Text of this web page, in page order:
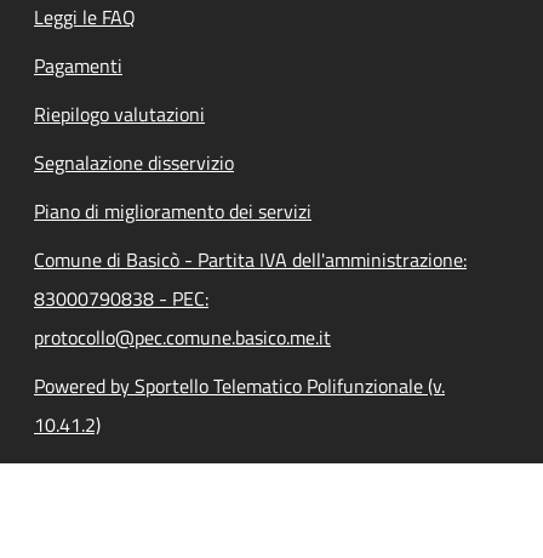
Leggi le FAQ
Pagamenti
Riepilogo valutazioni
Segnalazione disservizio
Piano di miglioramento dei servizi
Comune di Basicò - Partita IVA dell'amministrazione:
83000790838 - PEC:
protocollo@pec.comune.basico.me.it
Powered by Sportello Telematico Polifunzionale (v.
10.41.2)